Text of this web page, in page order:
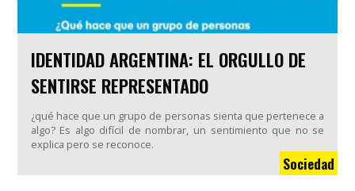
IDENTIDAD ARGENTINA: EL ORGULLO DE
SENTIRSE REPRESENTADO
¿qué hace que un grupo de personas sienta que pertenece a
algo? Es algo difícil de nombrar, un sentimiento que no se
explica pero se reconoce.
Sociedad